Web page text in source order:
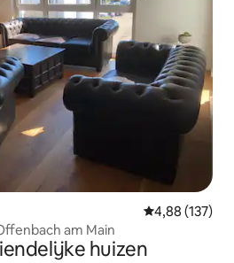
Gemiddelde
4,88 (137)
am Main
huizen